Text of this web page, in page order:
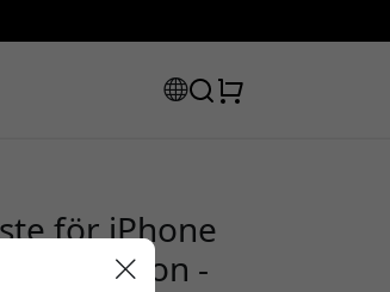
för iPhone
ventilation -